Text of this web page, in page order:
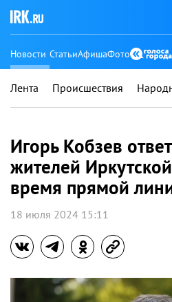
Новости СтатьиАфишаФото
Лента Происшествия
Игорь Кобзев
жителей
время прямой
18 июля 2024 15:11